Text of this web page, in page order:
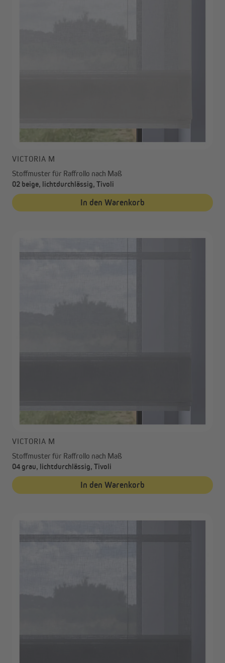
VICTORIA M
Stoffmuster für Raffrollo nach Maß
02 beige, lichtdurchlässig, Tivoli
In den Warenkorb
VICTORIA M
Stoffmuster für Raffrollo nach Maß
04 grau, lichtdurchlässig, Tivoli
In den Warenkorb